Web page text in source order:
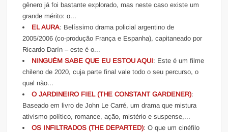
gênero já foi bastante explorado, mas neste caso existe um
grande mérito: o...
EL AURA: Belíssimo drama policial argentino de
2005/2006 (co-produção França e Espanha), capitaneado por
Ricardo Darín – este é o...
NINGUÉM SABE QUE EU ESTOU AQUI: Este é um filme
chileno de 2020, cuja parte final vale todo o seu percurso, o
qual não...
O JARDINEIRO FIEL (THE CONSTANT GARDENER):
Baseado em livro de John Le Carré, um drama que mistura
ativismo político, romance, ação, mistério e suspense,...
OS INFILTRADOS (THE DEPARTED): O que um cinéfilo